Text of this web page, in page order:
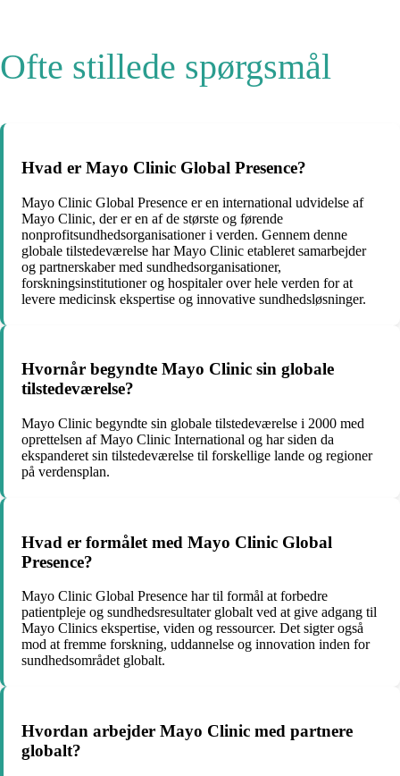
Ofte stillede spørgsmål
Hvad er Mayo Clinic Global Presence?
Mayo Clinic Global Presence er en international udvidelse af
Mayo Clinic, der er en af de største og førende
nonprofitsundhedsorganisationer i verden. Gennem denne
globale tilstedeværelse har Mayo Clinic etableret samarbejder
og partnerskaber med sundhedsorganisationer,
forskningsinstitutioner og hospitaler over hele verden for at
levere medicinsk ekspertise og innovative sundhedsløsninger.
Hvornår begyndte Mayo Clinic sin globale
tilstedeværelse?
Mayo Clinic begyndte sin globale tilstedeværelse i 2000 med
oprettelsen af ​​Mayo Clinic International og har siden da
ekspanderet sin tilstedeværelse til forskellige lande og regioner
på verdensplan.
Hvad er formålet med Mayo Clinic Global
Presence?
Mayo Clinic Global Presence har til formål at forbedre
patientpleje og sundhedsresultater globalt ved at give adgang til
Mayo Clinics ekspertise, viden og ressourcer. Det sigter også
mod at fremme forskning, uddannelse og innovation inden for
sundhedsområdet globalt.
Hvordan arbejder Mayo Clinic med partnere
globalt?